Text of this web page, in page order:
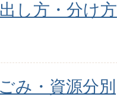
し方・分け方
み・資源分別